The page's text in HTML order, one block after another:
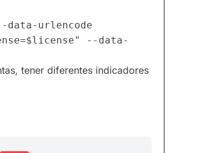
urlencode
--data-
tener diferentes indicadores